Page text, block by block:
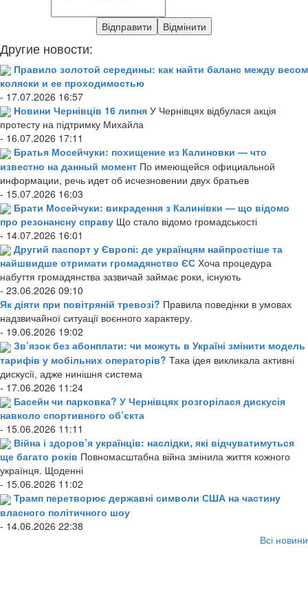
Другие новости:
Правило золотой середины: как найти баланс между весом
коляски и ее проходимостью
- 17.07.2026 16:57
Новини Чернівців 16 липня У Чернівцях відбулася акція
протесту на підтримку Михайла
- 16.07.2026 17:11
Братья Мосейчуки: похищение из Калиновки — что
известно на данный момент По имеющейся официальной
информации, речь идет об исчезновении двух братьев
- 15.07.2026 16:03
Брати Мосейчуки: викрадення з Калинівки — що відомо
про резонансну справу Що стало відомо громадськості
- 14.07.2026 16:01
Другий паспорт у Європі: де українцям найпростіше та
найшвидше отримати громадянство ЄС Хоча процедура
набуття громадянства зазвичай займає роки, існують
- 23.06.2026 09:10
Як діяти при повітряній тревозі? Правила поведінки в умовах
надзвичайної ситуації воєнного характеру.
- 19.06.2026 19:02
Зв’язок без абонплати: чи можуть в Україні змінити модель
тарифів у мобільних операторів? Така ідея викликала активні
дискусії, адже нинішня система
- 17.06.2026 11:24
Басейн чи парковка? У Чернівцях розгорілася дискусія
навколо спортивного об’єкта
- 15.06.2026 11:11
Війна і здоров’я українців: наслідки, які відчуватимуться
ще багато років Повномасштабна війна змінила життя кожного
українця. Щоденні
- 15.06.2026 11:02
Трамп перетворює державні символи США на частину
власного політичного шоу
- 14.06.2026 22:38
Всі новини